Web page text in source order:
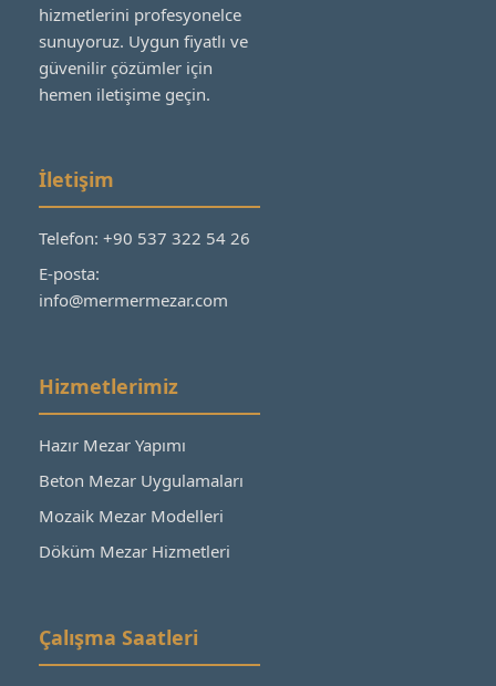
hizmetlerini profesyonelce
sunuyoruz. Uygun fiyatlı ve
güvenilir çözümler için
hemen iletişime geçin.
İletişim
Telefon: +90 537 322 54 26
E-posta:
info@mermermezar.com
Hizmetlerimiz
Hazır Mezar Yapımı
Beton Mezar Uygulamaları
Mozaik Mezar Modelleri
Döküm Mezar Hizmetleri
Çalışma Saatleri